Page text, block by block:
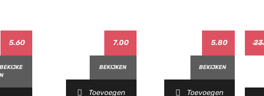
5.60
BEKIJKE
N
7.00
BEKIJKEN
Toevoegen
5.80
BEKIJKEN
Toevoegen